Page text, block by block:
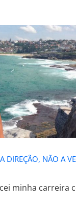
É A
VELOCIDADE
DIREÇÃO, NÃO A
minha carreira